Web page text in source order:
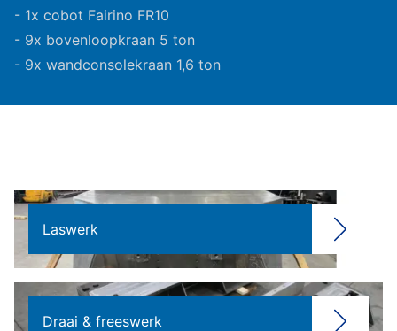
- 1x cobot Fairino FR10
- 9x bovenloopkraan 5 ton
- 9x wandconsolekraan 1,6 ton
Laswerk
Draai & freeswerk